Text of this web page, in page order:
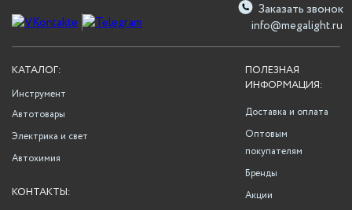
info@megalight.ru
Заказать звонок
ПОЛЕЗНАЯ
ИНФОРМАЦИЯ:
Доставка и оплата
Оптовым
покупателям
Бренды
Акции
КАТАЛОГ:
Инструмент
Автотовары
Электрика и свет
Автохимия
КОНТАКТЫ: